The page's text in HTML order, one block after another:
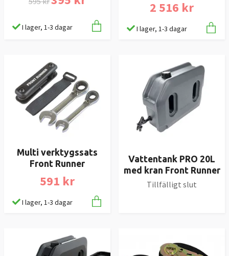
I lager, 1-3 dagar
2 516 kr
I lager, 1-3 dagar
Multi verktygssats
Front Runner
591 kr
I lager, 1-3 dagar
Vattentank PRO 20L
med kran Front Runner
Tillfälligt slut